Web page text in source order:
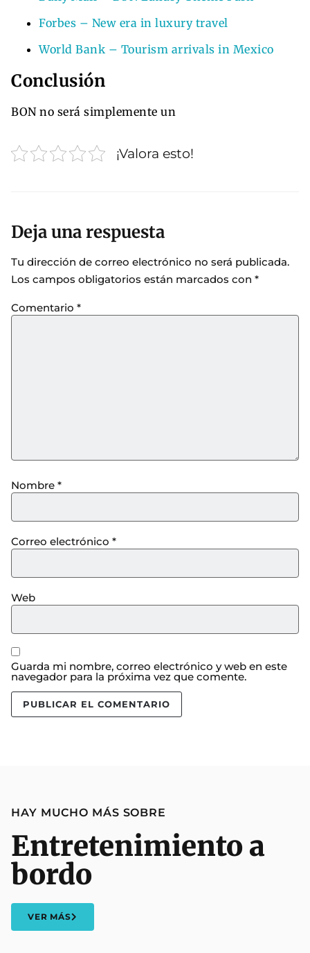
Forbes – New era in luxury travel
World Bank – Tourism arrivals in Mexico
Conclusión
BON no será simplemente un
¡Valora esto!
Deja una respuesta
Tu dirección de correo electrónico no será publicada.
Los campos obligatorios están marcados con *
Comentario *
Nombre *
Correo electrónico *
Web
Guarda mi nombre, correo electrónico y web en este
navegador para la próxima vez que comente.
HAY MUCHO MÁS SOBRE
Entretenimiento a
bordo
VER MÁS